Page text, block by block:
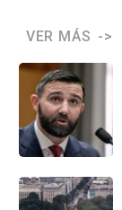
VER MÁS